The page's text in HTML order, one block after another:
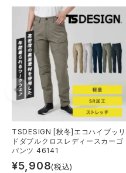
TSDESIGN [秋冬]エコハイブッリ
ドダブルクロスレディースカーゴ
パンツ 46141
¥5,908(税込)